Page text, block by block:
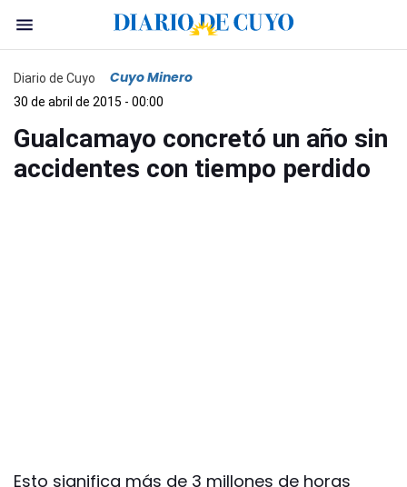
Diario de Cuyo Cuyo Minero
30 de abril de 2015 - 00:00
Gualcamayo concretó un año sin
accidentes con tiempo perdido
Esto significa más de 3 millones de horas